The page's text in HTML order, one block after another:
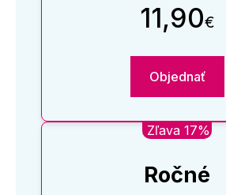
11,90€
Objednať
Zľava 17%
Ročné